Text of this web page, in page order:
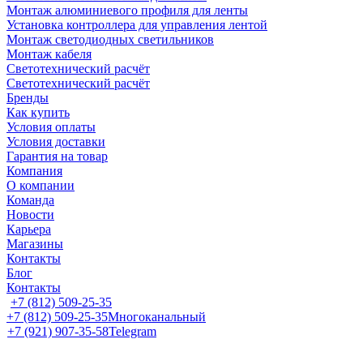
Монтаж алюминиевого профиля для ленты
Установка контроллера для управления лентой
Монтаж светодиодных светильников
Монтаж кабеля
Светотехнический расчёт
Светотехнический расчёт
Бренды
Как купить
Условия оплаты
Условия доставки
Гарантия на товар
Компания
О компании
Команда
Новости
Карьера
Магазины
Контакты
Блог
Контакты
+7 (812) 509-25-35
+7 (812) 509-25-35Многоканальный
+7 (921) 907-35-58Telegram